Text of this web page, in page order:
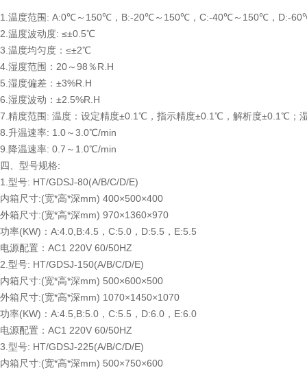
1.温度范围: A:0℃～150℃，B:-20℃～150℃，C:-40℃～150℃，D:-
2.温度波动度: ≤±0.5℃
3.温度均匀度：≤±2℃
4.湿度范围：20～98％R.H
5.湿度偏差：±3%R.H
6.湿度波动：±2.5%R.H
7.精度范围: 温度：设定精度±0.1℃，指示精度±0.1℃，解析度±0.1℃；
8.升温速率: 1.0～3.0℃/min
9.降温速率: 0.7～1.0℃/min
四、型号规格:
1.型号: HT/GDSJ-80(A/B/C/D/E)
内箱尺寸:(宽*高*深mm) 400×500×400
外箱尺寸:(宽*高*深mm) 970×1360×970
功率(KW)：A:4.0,B:4.5，C:5.0，D:5.5，E:5.5
电源配置：AC1 220V 60/50HZ
2.型号: HT/GDSJ-150(A/B/C/D/E)
内箱尺寸:(宽*高*深mm) 500×600×500
外箱尺寸:(宽*高*深mm) 1070×1450×1070
功率(KW)：A:4.5,B:5.0，C:5.5，D:6.0，E:6.0
电源配置：AC1 220V 60/50HZ
3.型号: HT/GDSJ-225(A/B/C/D/E)
内箱尺寸:(宽*高*深mm) 500×750×600